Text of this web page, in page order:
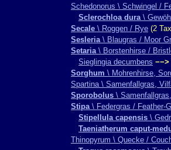
Schedonorus \ Schwingel /
Sclerochloa dura\
Secale \ Roggen / Rye (2
Sesleria\ Blaugras / Moor
Setaria\ Borstenhirse /
Sieglingia decumbens −−>
Sorghum \ Mohrenhirse,
Spartina \ Samenfallgras,
Sporobolus \
Stipa\ Federgras / Feather-
Stipellula capensis \
Taeniatherum caput-
Thinopyrum \ Quecke /